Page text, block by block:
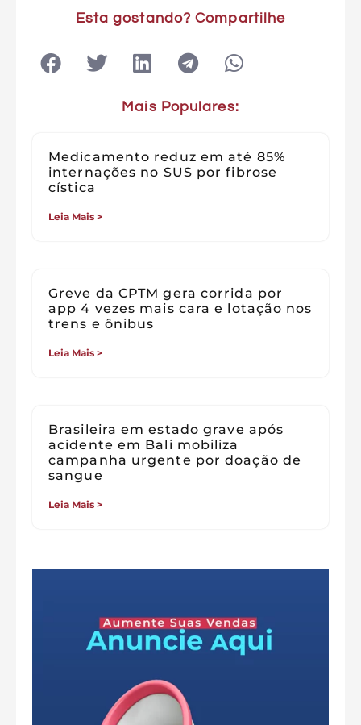
Esta gostando? Compartilhe
Mais Populares:
Medicamento reduz em até 85%
internações no SUS por fibrose
cística
Leia Mais >
Greve da CPTM gera corrida por
app 4 vezes mais cara e lotação nos
trens e ônibus
Leia Mais >
Brasileira em estado grave após
acidente em Bali mobiliza
campanha urgente por doação de
sangue
Leia Mais >